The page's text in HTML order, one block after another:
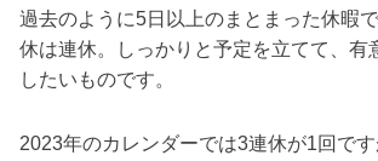
過去のように5日以上のまとまった休暇
休は連休。しっかりと予定を立てて、有
したいものです。
2023年のカレンダーでは3連休が1回です